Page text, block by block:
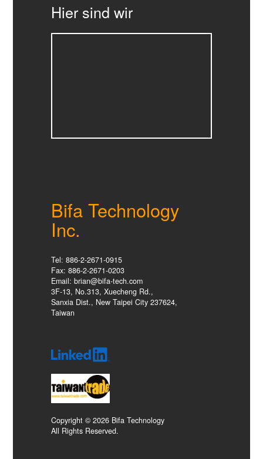
Hier sind wir
Bifa Technology
Inc.
Tel: 886-2-2671-0915
Fax: 886-2-2671-0203
Email: brian@bifa-tech.com
3F-13, No.313, Xuecheng Rd.,
Sanxia Dist., New Taipei City 237624,
Taiwan
Copyright © 2026 Bifa Technology
All Rights Reserved.